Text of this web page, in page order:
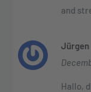
and
Jürgen
Hallo,